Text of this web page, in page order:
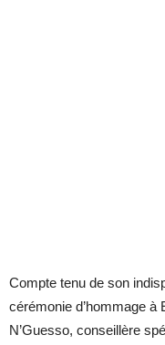
Compte tenu de son
cérémonie d’hommage à
N’Guesso, conseillère